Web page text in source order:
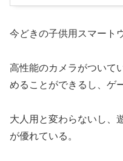
今どきの子供用スマート
高性能のカメラがついて
めることができるし、ゲ
大人用と変わらないし、
が優れている。